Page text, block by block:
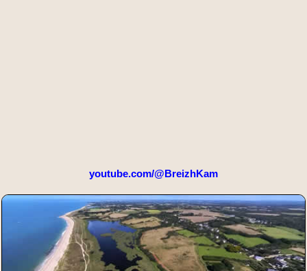
youtube.com/@BreizhKam